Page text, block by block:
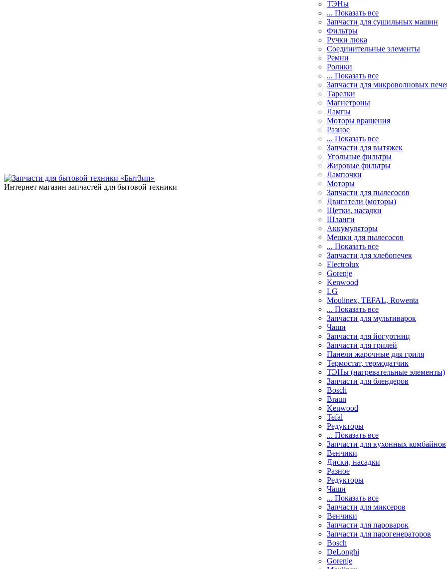
Интернет магазин запчастей для бытовой техники
ТЭНы
... Показать все
Запчасти для сушильных машин
Фильтры
Ручки люка
Соединительные элементы
Ремни
Ролики
... Показать все
Запчасти для микроволновых
Тарелки
Магнетроны
Лампы
Моторы вращения
Разное
... Показать все
Запчасти для вытяжек
Угольные фильтры
Жировые фильтры
Лампочки
Моторы
Запчасти для пылесосов
Двигатели (моторы)
Щетки, насадки
Шланги
Аккумуляторы
Мешки для пылесосов
... Показать все
Запчасти для хлебопечек
Electrolux
Gorenje
Kenwood
LG
Moulinex, TEFAL, Rowenta
... Показать все
Запчасти для мультиварок
Чаши
Запчасти для йогуртниц
Запчасти для грилей
Панели жарочные для гриля
Термостат, термодатчик
ТЭНы (нагревательные элементы)
Запчасти для блендеров
Bosch
Braun
Kenwood
Tefal
Редукторы
... Показать все
Запчасти для кухонных комбайнов
Венчики
Диски, насадки
Разное
Редукторы
Чаши
... Показать все
Запчасти для миксеров
Венчики
Запчасти для пароварок
Запчасти для парогенераторов
Bosch
DeLonghi
Gorenje